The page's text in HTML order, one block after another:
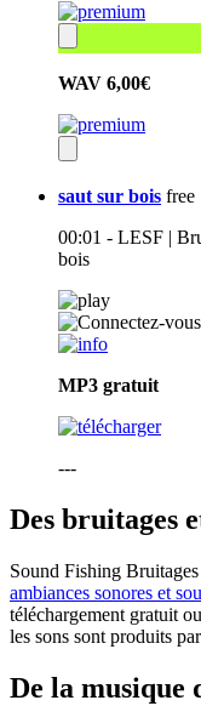
WAV 6,00€
saut sur bois free
00:01 - LESF |
bois
MP3 gratuit
---
Des bruitages
Sound Fishing
ambiances sonores et
téléchargement gratuit
les sons sont produits
De la